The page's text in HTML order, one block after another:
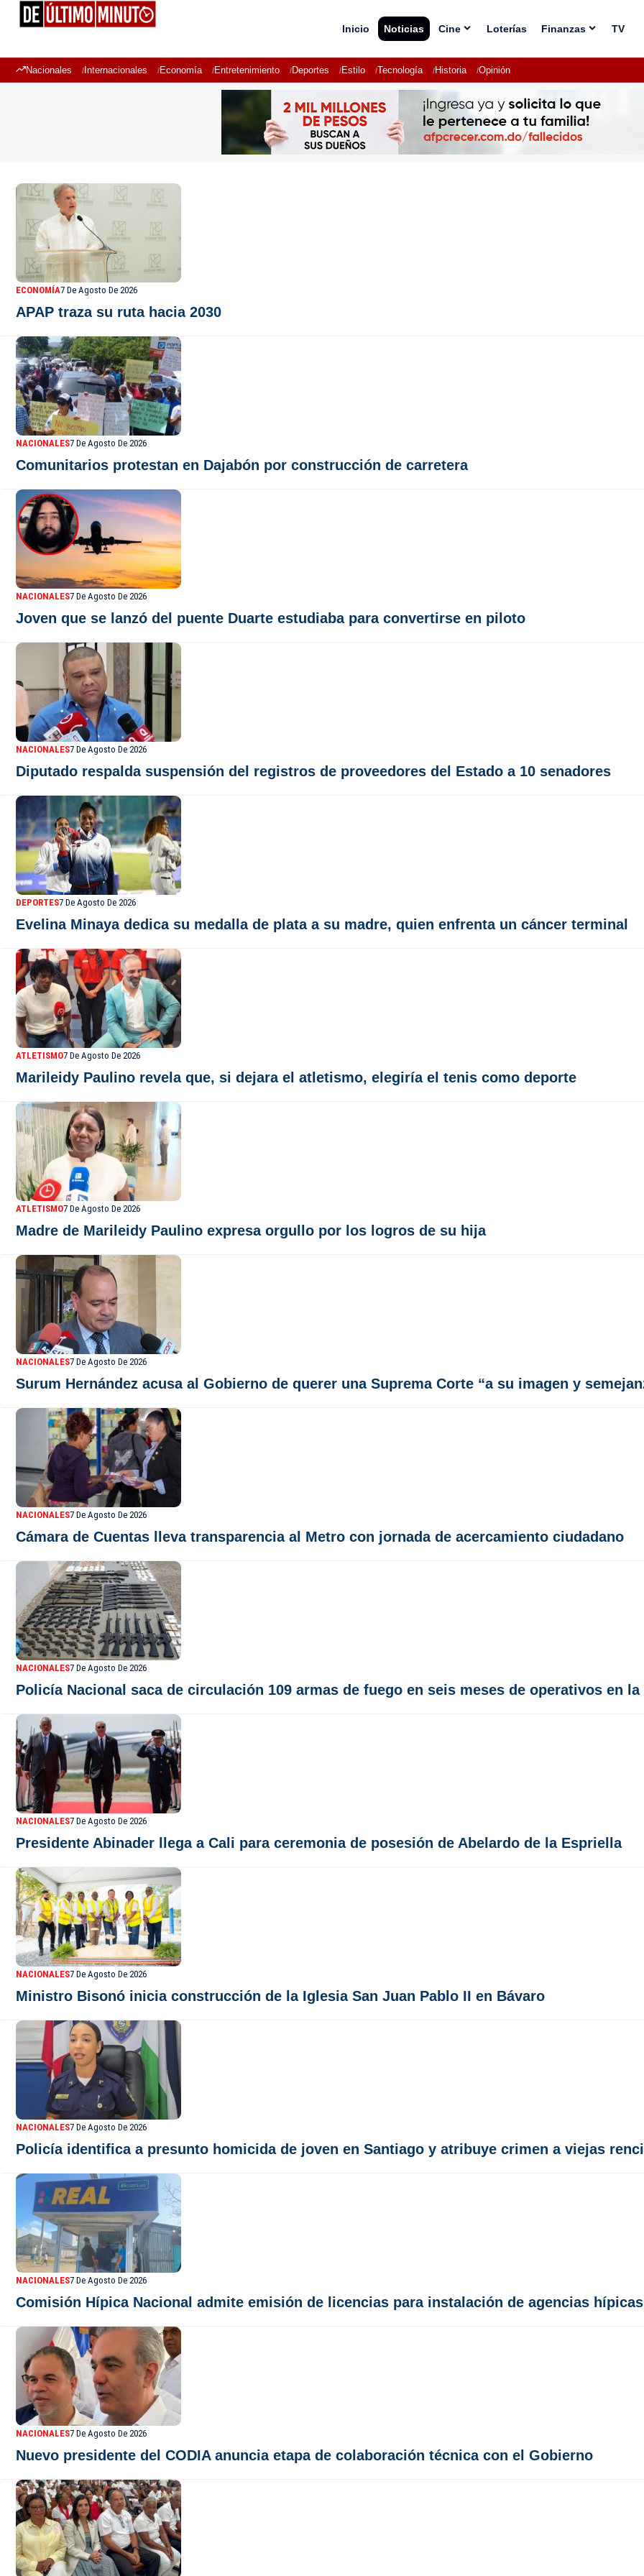
Inicio Noticias Cine Loterías Finanzas TV
Nacionales Internacionales Economía Entretenimiento Deportes Estilo Tecnología Historia Opinión
ECONOMÍA7 De Agosto De 2026
APAP traza su ruta hacia 2030
NACIONALES7 De Agosto De 2026
Comunitarios protestan en Dajabón por construcción de carretera
NACIONALES7 De Agosto De 2026
Joven que se lanzó del puente Duarte estudiaba para convertirse en piloto
NACIONALES7 De Agosto De 2026
Diputado respalda suspensión del registros de proveedores del Estado a 10 senadores
DEPORTES7 De Agosto De 2026
Evelina Minaya dedica su medalla de plata a su madre, quien enfrenta un cáncer terminal
ATLETISMO7 De Agosto De 2026
Marileidy Paulino revela que, si dejara el atletismo, elegiría el tenis como deporte
ATLETISMO7 De Agosto De 2026
Madre de Marileidy Paulino expresa orgullo por los logros de su hija
NACIONALES7 De Agosto De 2026
Surum Hernández acusa al Gobierno de querer una Suprema Corte “a su imagen y
NACIONALES7 De Agosto De 2026
Cámara de Cuentas lleva transparencia al Metro con jornada de acercamiento ciudadano
NACIONALES7 De Agosto De 2026
Policía Nacional saca de circulación 109 armas de fuego en seis meses de operativos en
NACIONALES7 De Agosto De 2026
Presidente Abinader llega a Cali para ceremonia de posesión de Abelardo de la Espriella
NACIONALES7 De Agosto De 2026
Ministro Bisonó inicia construcción de la Iglesia San Juan Pablo II en Bávaro
NACIONALES7 De Agosto De 2026
Policía identifica a presunto homicida de joven en Santiago y atribuye crimen a viejas
NACIONALES7 De Agosto De 2026
Comisión Hípica Nacional admite emisión de licencias para instalación de agencias
NACIONALES7 De Agosto De 2026
Nuevo presidente del CODIA anuncia etapa de colaboración técnica con el Gobierno